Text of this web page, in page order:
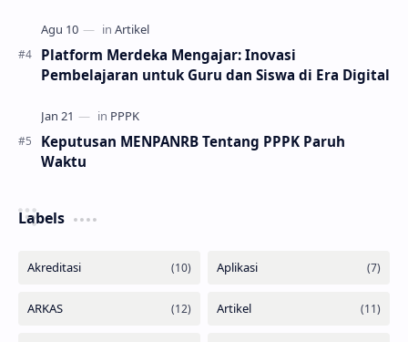
Platform Merdeka Mengajar: Inovasi
Pembelajaran untuk Guru dan Siswa di Era Digital
Keputusan MENPANRB Tentang PPPK Paruh
Waktu
Labels